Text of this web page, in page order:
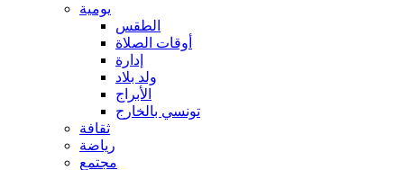
يومية
الطقس
أوقات الصلاة
إدارة
ولد بلاد
الأبراج
تونسي بالخارج
ثقافة
رياضة
مجتمع